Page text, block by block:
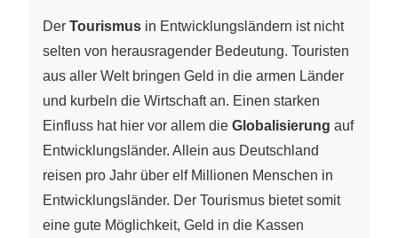
Der Tourismus in Entwicklungsländern ist nicht
selten von herausragender Bedeutung. Touristen
aus aller Welt bringen Geld in die armen Länder
und kurbeln die Wirtschaft an. Einen starken
Einfluss hat hier vor allem die Globalisierung auf
Entwicklungsländer. Allein aus Deutschland
reisen pro Jahr über elf Millionen Menschen in
Entwicklungsländer. Der Tourismus bietet somit
eine gute Möglichkeit, Geld in die Kassen